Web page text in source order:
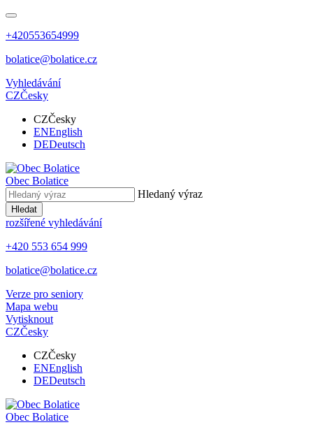
+420553654999
bolatice@bolatice.cz
Vyhledávání
CZČesky
CZČesky
ENEnglish
DEDeutsch
Obec Bolatice
Hledaný výraz
Hledat
rozšířené vyhledávání
+420 553 654 999
bolatice@bolatice.cz
Verze pro seniory
Mapa webu
Vytisknout
CZČesky
CZČesky
ENEnglish
DEDeutsch
Obec Bolatice